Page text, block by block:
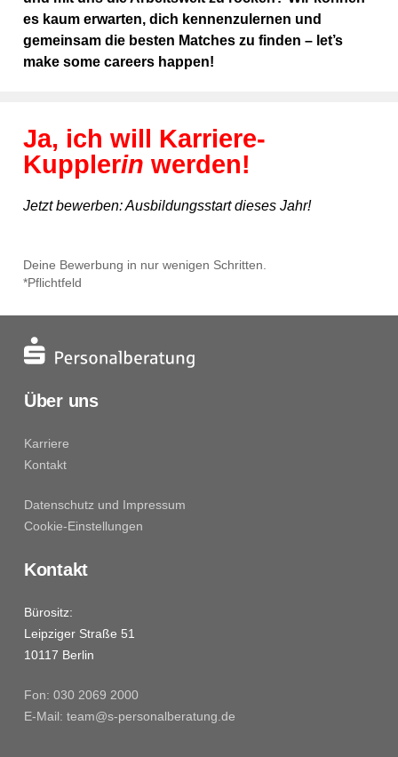
es kaum erwarten, dich kennenzulernen und
gemeinsam die besten Matches zu finden – let’s
make some careers happen!
Ja, ich will Karriere-
Kupplerin werden!
Jetzt bewerben: Ausbildungsstart dieses Jahr!
Deine Bewerbung in nur wenigen Schritten.
*Pflichtfeld
Kontakt
Bürositz:
Leipziger Straße 51
10117 Berlin
Fon: 030 2069 2000
E-Mail: team@s-personalberatung.de
Über uns
Karriere
Kontakt
Datenschutz und Impressum
Cookie-Einstellungen